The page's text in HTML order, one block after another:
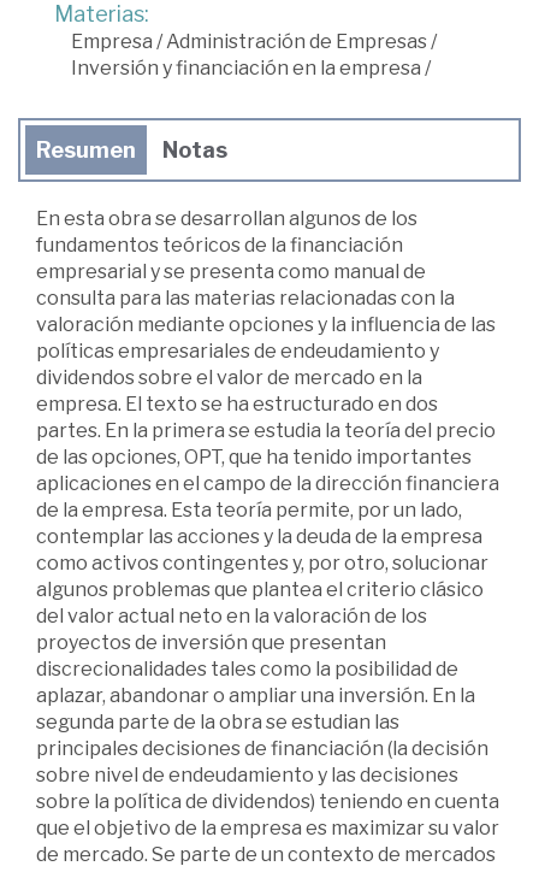
Materias:
Empresa /Administración de Empresas/
Inversión y financiación en la empresa /
Resumen Notas
En esta obra se desarrollan algunos de los
fundamentos teóricos de la financiación
empresarial y se presenta como manual de
consulta para las materias relacionadas con la
valoración mediante opciones y la influencia de las
políticas empresariales de endeudamiento y
dividendos sobre el valor de mercado en la
empresa. El texto se ha estructurado en dos
partes. En la primera se estudia la teoría del precio
de las opciones, OPT, que ha tenido importantes
aplicaciones en el campo de la dirección financiera
de la empresa. Esta teoría permite, por un lado,
contemplar las acciones y la deuda de la empresa
como activos contingentes y, por otro, solucionar
algunos problemas que plantea el criterio clásico
del valor actual neto en la valoración de los
proyectos de inversión que presentan
discrecionalidades tales como la posibilidad de
aplazar, abandonar o ampliar una inversión. En la
segunda parte de la obra se estudian las
principales decisiones de financiación (la decisión
sobre nivel de endeudamiento y las decisiones
sobre la política de dividendos) teniendo en cuenta
que el objetivo de la empresa es maximizar su valor
de mercado. Se parte de un contexto de mercados